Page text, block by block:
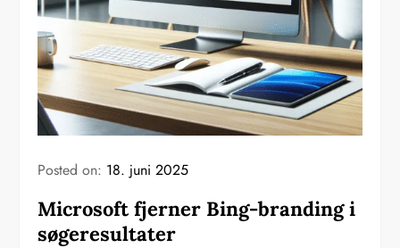
Posted on: 18. juni 2025
Microsoft fjerner Bing-branding i
søgeresultater